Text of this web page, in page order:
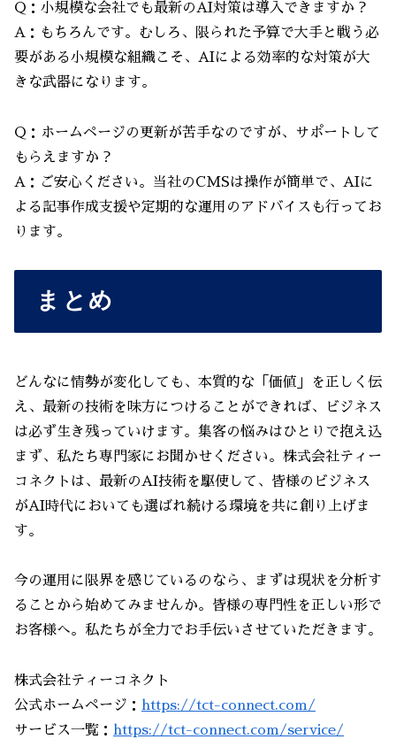
Q：小規模な会社でも最新のAI対策は導入できますか？
A：もちろんです。むしろ、限られた予算で大手と戦う必
要がある小規模な組織こそ、AIによる効率的な対策が大
きな武器になります。
Q：ホームページの更新が苦手なのですが、サポートして
もらえますか？
A：ご安心ください。当社のCMSは操作が簡単で、AIに
よる記事作成支援や定期的な運用のアドバイスも行ってお
ります。
まとめ
どんなに情勢が変化しても、本質的な「価値」を正しく伝
え、最新の技術を味方につけることができれば、ビジネス
は必ず生き残っていけます。集客の悩みはひとりで抱え込
まず、私たち専門家にお聞かせください。株式会社ティー
コネクトは、最新のAI技術を駆使して、皆様のビジネス
がAI時代においても選ばれ続ける環境を共に創り上げま
す。
今の運用に限界を感じているのなら、まずは現状を分析す
ることから始めてみませんか。皆様の専門性を正しい形で
お客様へ。私たちが全力でお手伝いさせていただきます。
株式会社ティーコネクト
公式ホームページ：
https://tct-connect.com/
サービス一覧：
https://tct-connect.com/service/